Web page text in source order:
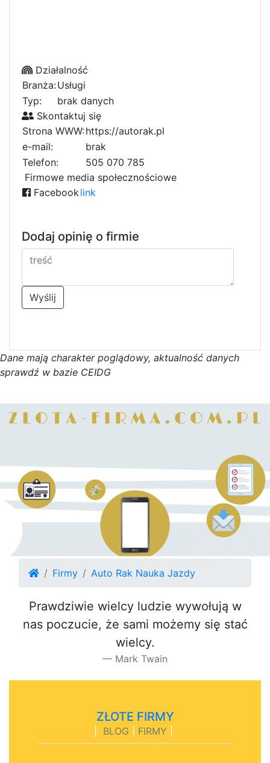
Działalność
Branża:Usługi
Typ:
brak danych
Skontaktuj się
Strona WWW:https://autorak.pl
e-mail:
brak
Telefon:
505 070 785
Firmowe media społecznościowe
Facebook link
Dodaj opinię o firmie
Wyślij
Dane mają charakter poglądowy, aktualność danych
sprawdź w bazie CEIDG
Firmy Auto Rak Nauka Jazdy
Prawdziwie wielcy ludzie wywołują w
nas poczucie, że sami możemy się stać
wielcy.
Mark Twain
ZŁOTE FIRMY
BLOG FIRMY